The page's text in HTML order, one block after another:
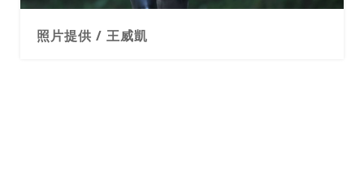
照片提供 / 王威凱